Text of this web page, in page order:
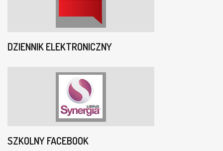
DZIENNIK ELEKTRONICZNY
SZKOLNY FACEBOOK